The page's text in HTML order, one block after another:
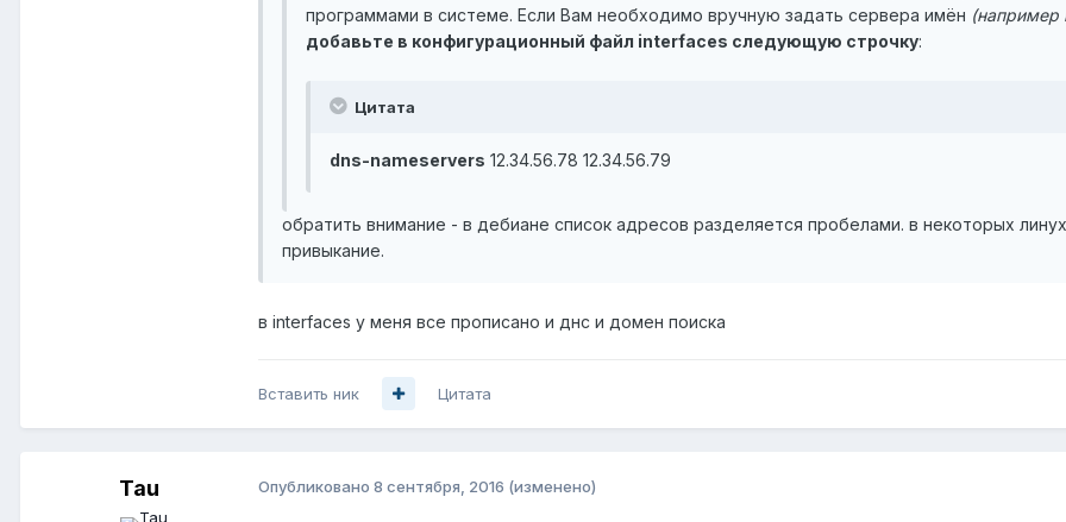
программами в системе. Если Вам необходимо вручную задать сервера имён (например
добавьте в конфигурационный файл interfaces следующую строчку:
Цитата
dns-nameservers 12.34.56.78 12.34.56.79
обратить внимание - в дебиане список адресов разделяется пробелами. в некоторых
привыкание.
в interfaces у меня все прописано и днс и домен поиска
Вставить ник Цитата
Tau Опубликовано 8 сентября, 2016 (изменено)